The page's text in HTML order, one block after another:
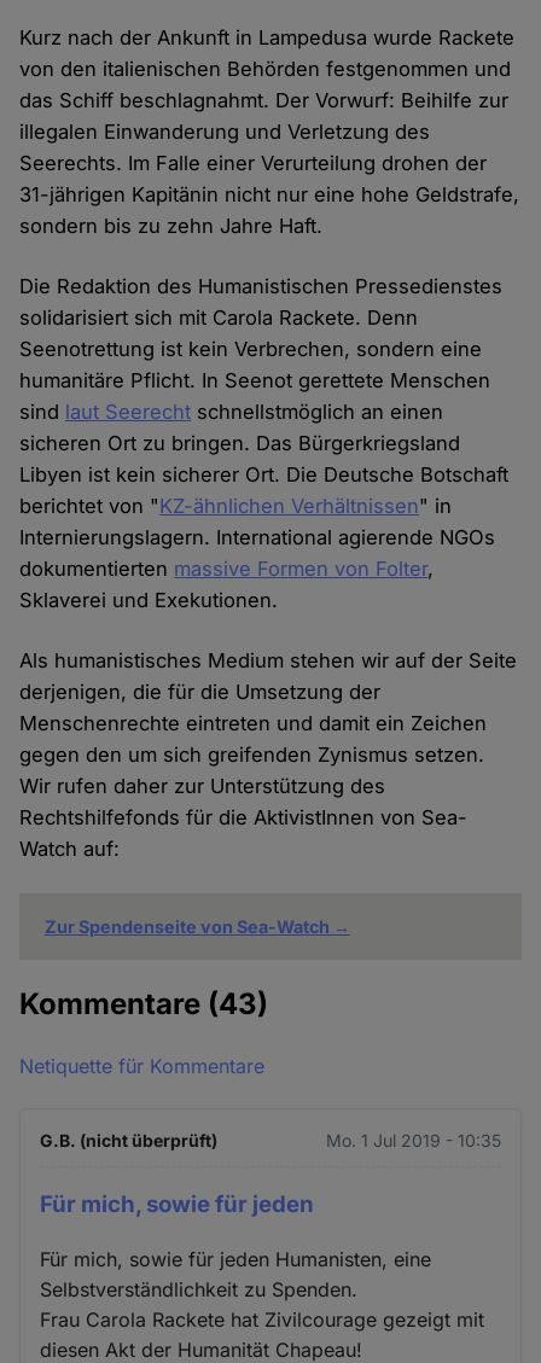
Kurz nach der Ankunft in Lampedusa wurde Rackete
von den italienischen Behörden festgenommen und
das Schiff beschlagnahmt. Der Vorwurf: Beihilfe zur
illegalen Einwanderung und Verletzung des
Seerechts. Im Falle einer Verurteilung drohen der
31-jährigen Kapitänin nicht nur eine hohe Geldstrafe,
sondern bis zu zehn Jahre Haft.
Die Redaktion des Humanistischen Pressedienstes
solidarisiert sich mit Carola Rackete. Denn
Seenotrettung ist kein Verbrechen, sondern eine
humanitäre Pflicht. In Seenot gerettete Menschen
sind laut Seerecht schnellstmöglich an einen
sicheren Ort zu bringen. Das Bürgerkriegsland
Libyen ist kein sicherer Ort. Die Deutsche Botschaft
berichtet von "KZ-ähnlichen Verhältnissen" in
Internierungslagern. International agierende NGOs
dokumentierten massive Formen von Folter,
Sklaverei und Exekutionen.
Als humanistisches Medium stehen wir auf der Seite
derjenigen, die für die Umsetzung der
Menschenrechte eintreten und damit ein Zeichen
gegen den um sich greifenden Zynismus setzen.
Wir rufen daher zur Unterstützung des
Rechtshilfefonds für die AktivistInnen von Sea-
Watch auf:
Zur Spendenseite von Sea-Watch →
Kommentare (43)
Netiquette für Kommentare
G.B. (nicht überprüft) Mo. 1 Jul 2019 - 10:35
Für mich, sowie für jeden
Für mich, sowie für jeden Humanisten, eine
Selbstverständlichkeit zu Spenden.
Frau Carola Rackete hat Zivilcourage gezeigt mit
diesen Akt der Humanität Chapeau!